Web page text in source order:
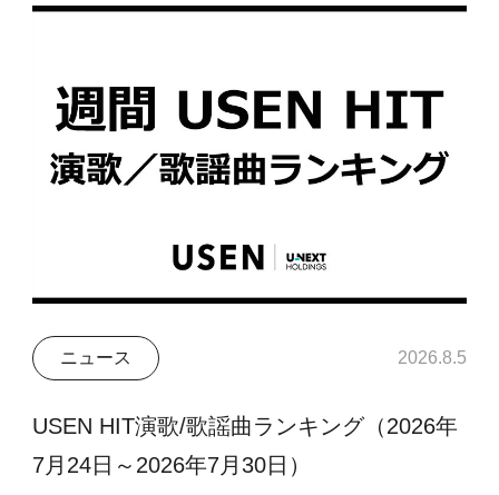
ニュース 2026.8.5
USEN HIT演歌/歌謡曲ランキング（2026年
7月24日～2026年7月30日）